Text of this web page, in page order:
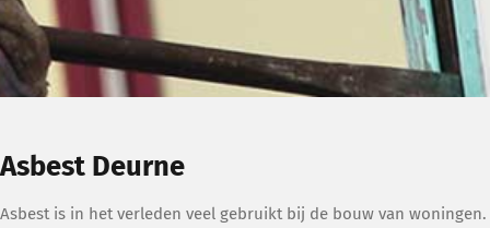
Asbest Deurne
Asbest is in het verleden veel gebruikt bij de bouw van woningen.